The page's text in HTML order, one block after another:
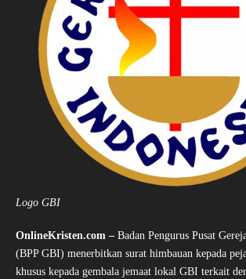
Logo GBI
OnlineKristen.com – Badan Pengurus Pusat
(BPP GBI) menerbitkan surat himbauan kepada
khusus kepada gembala jemaat lokal GBI terkait